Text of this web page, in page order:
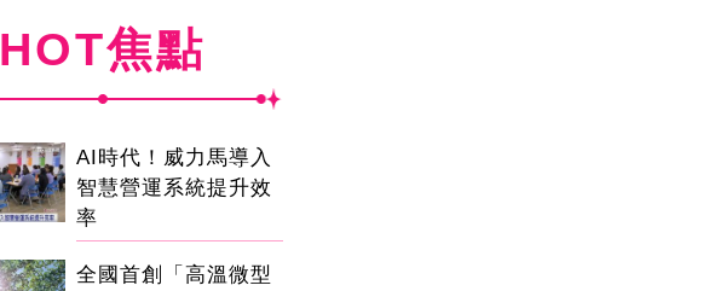
HOT焦點
AI時代！威力馬導入
智慧營運系統提升效
率
全國首創「高溫微型